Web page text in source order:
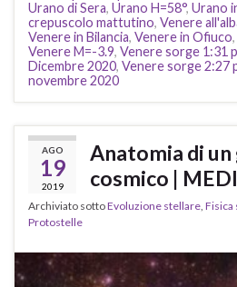
Urano di Sera, Urano H=58°, Urano
crepuscolo mattutino, Venere
Venere in Bilancia, Venere in Ofiuco,
Venere M=-3.9, Venere sorge 1:31
Dicembre 2020, Venere sorge 2:27
novembre 2020
AGO
19
2019
Anatomia di
cosmico |
Archiviato sottoEvoluzione stellare, Fisica
Protostelle